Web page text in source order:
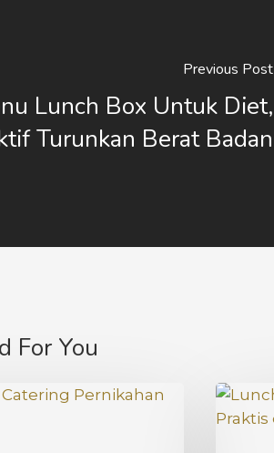
Previous Post
Lunch Box Untuk Diet,
Turunkan Berat Badan
For You
Lunch
Box